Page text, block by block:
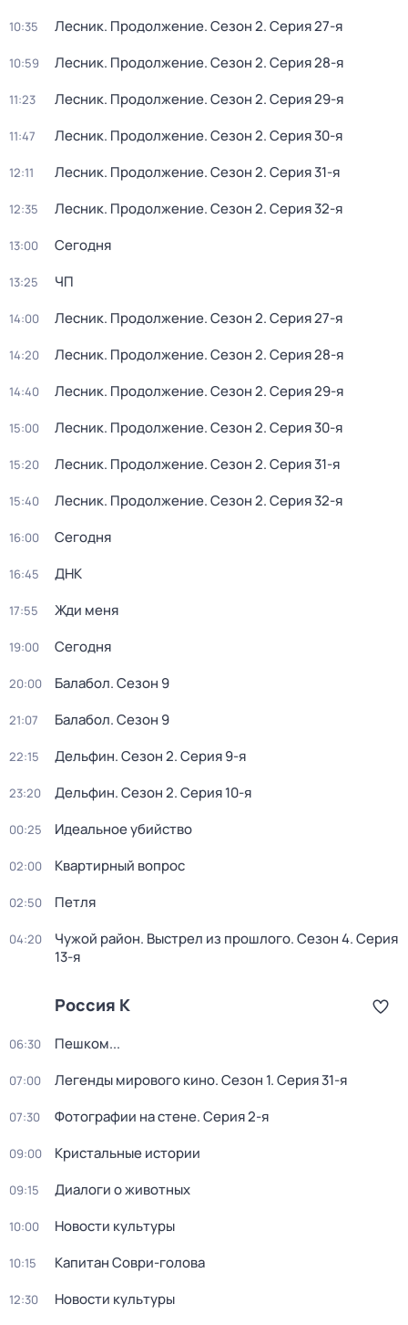
10:35 Лесник. Продолжение. Сезон 2. Серия 27-я
10:59 Лесник. Продолжение. Сезон 2. Серия 28-я
11:23 Лесник. Продолжение. Сезон 2. Серия 29-я
11:47 Лесник. Продолжение. Сезон 2. Серия 30-я
12:11 Лесник. Продолжение. Сезон 2. Серия 31-я
12:35 Лесник. Продолжение. Сезон 2. Серия 32-я
13:00 Сегодня
13:25 ЧП
14:00 Лесник. Продолжение. Сезон 2. Серия 27-я
14:20 Лесник. Продолжение. Сезон 2. Серия 28-я
14:40 Лесник. Продолжение. Сезон 2. Серия 29-я
15:00 Лесник. Продолжение. Сезон 2. Серия 30-я
15:20 Лесник. Продолжение. Сезон 2. Серия 31-я
15:40 Лесник. Продолжение. Сезон 2. Серия 32-я
16:00 Сегодня
16:45 ДНК
17:55 Жди меня
19:00 Сегодня
20:00 Балабол. Сезон 9
21:07 Балабол. Сезон 9
22:15 Дельфин. Сезон 2. Серия 9-я
23:20 Дельфин. Сезон 2. Серия 10-я
00:25 Идеальное убийство
02:00 Квартирный вопрос
02:50 Петля
04:20 Чужой район. Выстрел из прошлого. Сезон 4. Серия
13-я
Россия К
06:30 Пешком...
07:00 Легенды мирового кино. Сезон 1. Серия 31-я
07:30 Фотографии на стене. Серия 2-я
09:00 Кристальные истории
09:15 Диалоги о животных
10:00 Новости культуры
10:15 Капитан Соври-голова
12:30 Новости культуры